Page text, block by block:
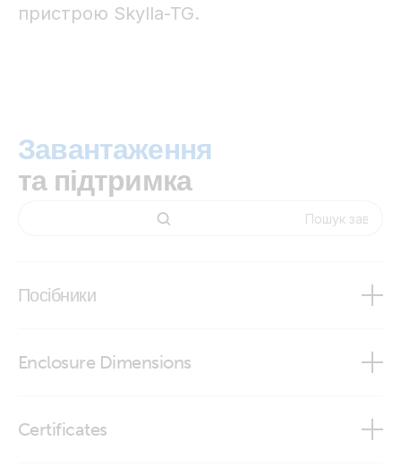
пристрою Skylla-TG.
Завантаження
та підтримка
Посібники
Enclosure Dimensions
Certificates